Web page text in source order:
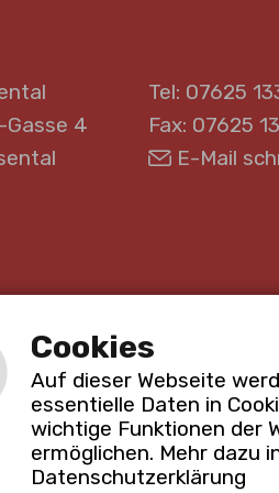
Gasse 4
Tel: 07625
Fax: 07625
E-Mail
Cookies
Auf dieser Webseite
essentielle Daten in
wichtige Funktionen der
ermöglichen. Mehr dazu
Datenschutzerklärung